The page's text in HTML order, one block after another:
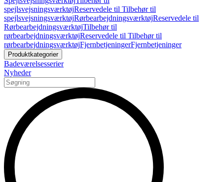
spejlsvejsningsværktøjReservedele til Tilbehør til
spejlsvejsningsværktøjRørbearbejdningsværktøjReservedele til
RørbearbejdningsværktøjTilbehør til
rørbearbejdningsværktøjReservedele til Tilbehør til
rørbearbejdningsværktøjFjernbetjeningerFjernbetjeninger
Produktkategorier
Badeværelsesserier
Nyheder